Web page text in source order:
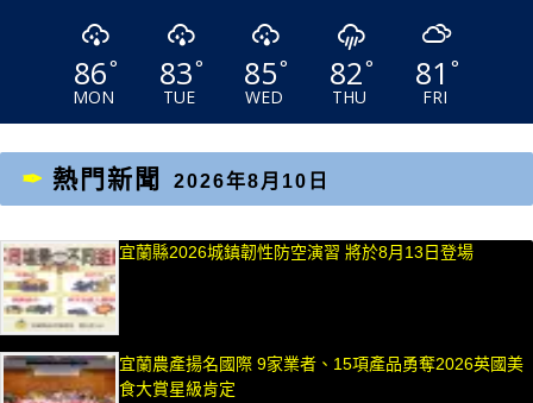
86°
MON
83°
TUE
85°
WED
82°
THU
81 °
FRI
熱門新聞 2026年8月10日
宜蘭縣2026城鎮韌性防空演習 將於8月13日登場
宜蘭農產揚名國際 9家業者、15項產品勇奪2026英國美
食大賞星級肯定